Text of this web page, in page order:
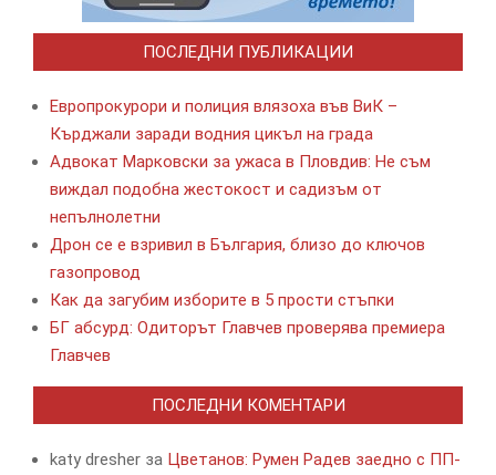
ПОСЛЕДНИ ПУБЛИКАЦИИ
Европрокурори и полиция влязоха във ВиК –
Кърджали заради водния цикъл на града
Адвокат Марковски за ужаса в Пловдив: Не съм
виждал подобна жестокост и садизъм от
непълнолетни
Дрон се е взривил в България, близо до ключов
газопровод
Как да загубим изборите в 5 прости стъпки
БГ абсурд: Одиторът Главчев проверява премиера
Главчев
ПОСЛЕДНИ КОМЕНТАРИ
katy dresher за Цветанов: Румен Радев заедно с ПП-